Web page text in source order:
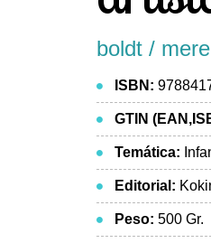
boldt /
ISBN:
GTIN
Temática:
Editorial:
Peso: 500 Gr.